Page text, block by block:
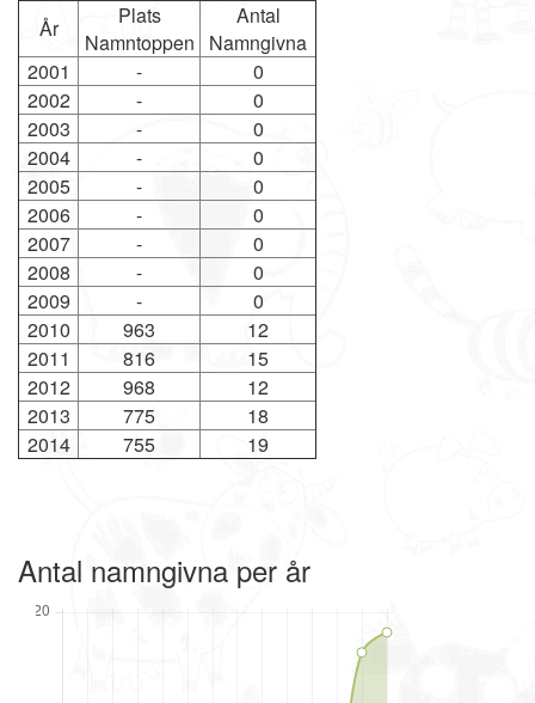
År
Plats
Namntoppen
Antal
Namngivna
2001
-
0
2002
-
0
2003
-
0
2004
-
0
2005
-
0
2006
-
0
2007
-
0
2008
-
0
2009
-
0
2010
963
12
2011
816
15
2012
968
12
2013
775
18
2014
755 19
Antal namngivna per år